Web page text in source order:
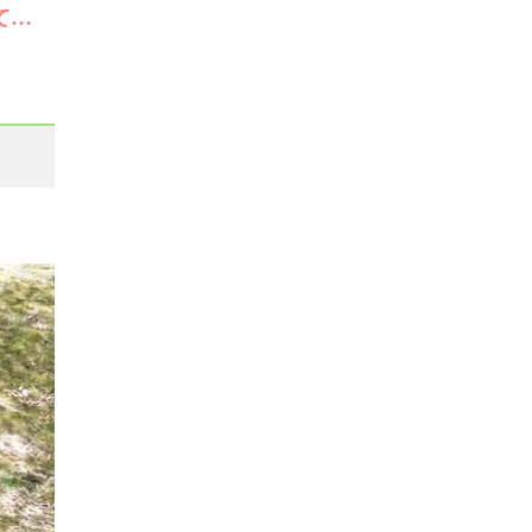
【終了】次回は期間限定で9月に予定しています